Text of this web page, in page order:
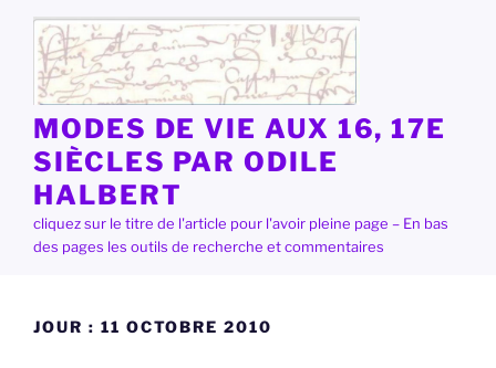
contenu
principal
MODES DE VIE AUX 16, 17E
SIÈCLES PAR ODILE
HALBERT
cliquez sur le titre de l'article pour l'avoir pleine page – En bas
des pages les outils de recherche et commentaires
JOUR : 11 OCTOBRE 2010